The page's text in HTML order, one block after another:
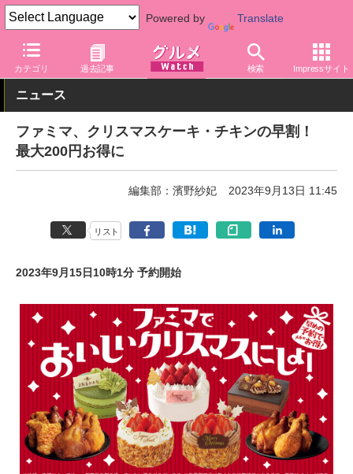
Powered by Translate
カテゴリ 過去記事 検索 Impressサイト
グルメ Watch 店舗 コンビニ ファミリーマート
ニュース
ファミマ、クリスマスケーキ・チキンの早割！
最大200円お得に
編集部：濱野紗妃 2023年9月13日 11:45
リスト
2023年9月15日10時1分 予約開始